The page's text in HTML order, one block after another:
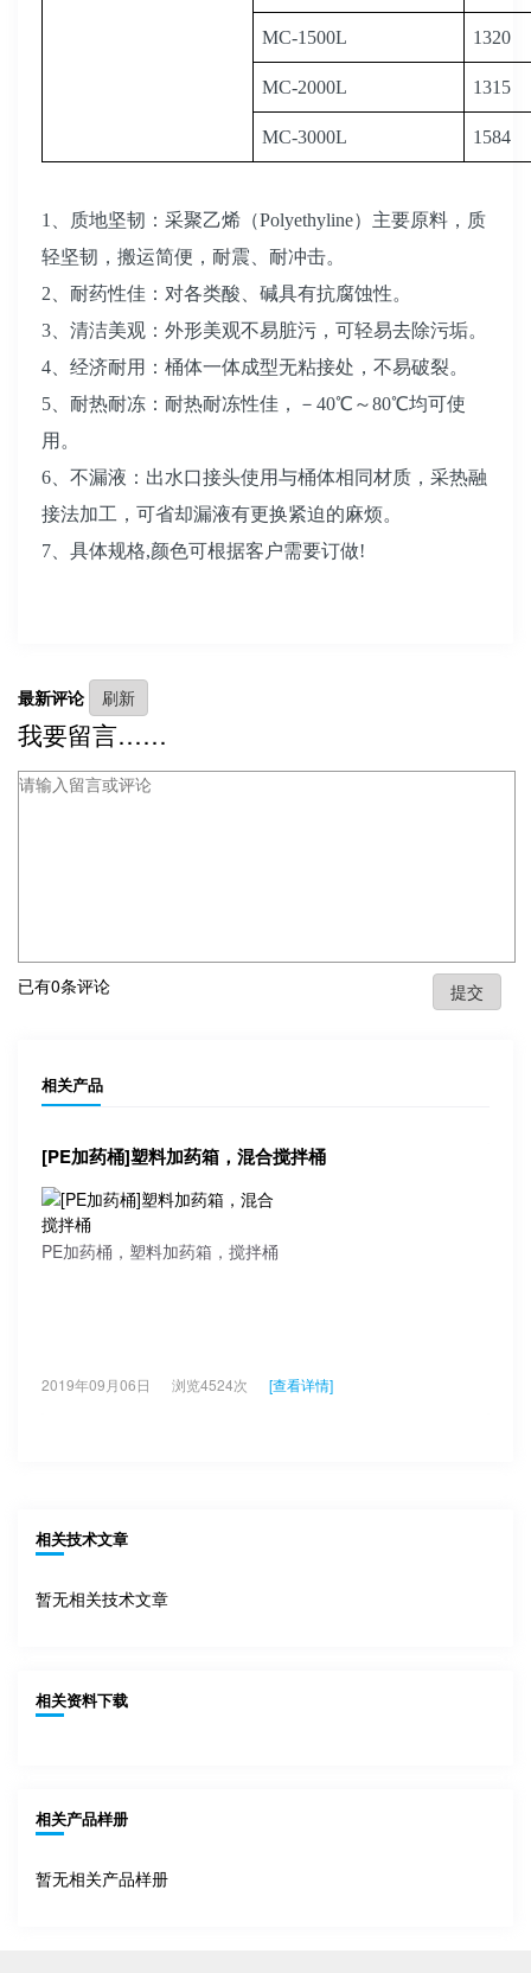
MC-1500L 1320
MC-2000L 1315
MC-3000L 1584
1、质地坚韧：采聚乙烯（Polyethyline）主要原料，质
轻坚韧，搬运简便，耐震、耐冲击。
2、耐药性佳：对各类酸、碱具有抗腐蚀性。
3、清洁美观：外形美观不易脏污，可轻易去除污垢。
4、经济耐用：桶体一体成型无粘接处 ， 不易破裂。
5、耐热耐冻：耐热耐冻性佳，－40℃ ～80℃均可使
用。
6、不漏液：出水口接头使用与桶体相同材质，采热融
接法加工，可省却漏液有更换紧迫的麻烦。
7、具体规格,颜色可根据客户需要订做!
最新评论
我要留言……
已有0条评论
相关产品
[PE加药桶]塑料加药箱，混合搅拌桶
PE加药桶，塑料加药箱，搅拌桶
2019年09月06日 浏览4524次 [查看详情]
相关技术文章
暂无相关技术文章
相关资料下载
相关产品样册
暂无相关产品样册